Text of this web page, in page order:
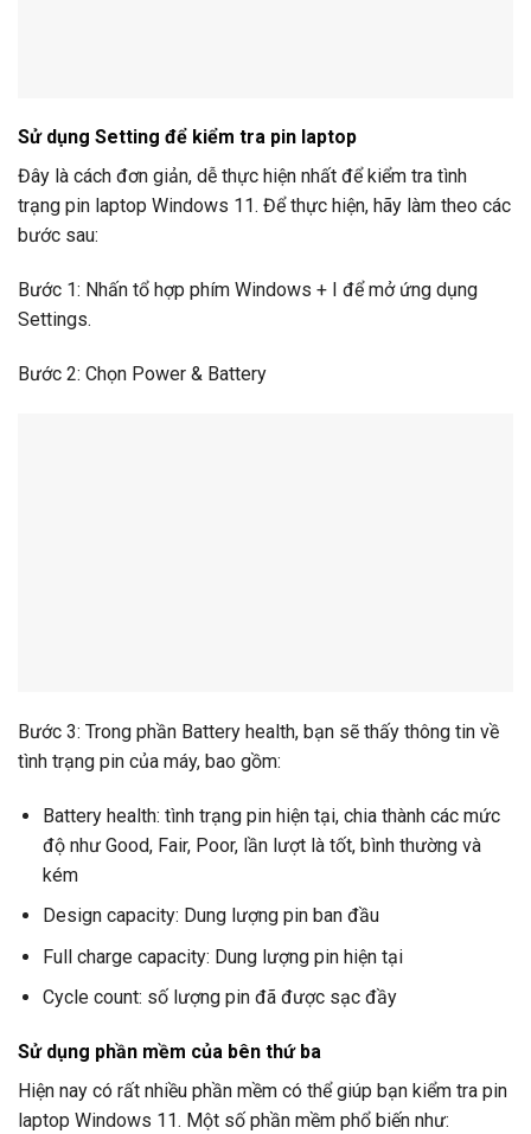
Sử dụng Setting để kiểm tra pin laptop
Đây là cách đơn giản, dễ thực hiện nhất để kiểm tra tình
trạng pin laptop Windows 11. Để thực hiện, hãy làm theo các
bước sau:
Bước 1: Nhấn tổ hợp phím Windows + I để mở ứng dụng
Settings.
Bước 2: Chọn Power & Battery
Bước 3: Trong phần Battery health, bạn sẽ thấy thông tin về
tình trạng pin của máy, bao gồm:
Battery health: tình trạng pin hiện tại, chia thành các mức
độ như Good, Fair, Poor, lần lượt là tốt, bình thường và
kém
Design capacity: Dung lượng pin ban đầu
Full charge capacity: Dung lượng pin hiện tại
Cycle count: số lượng pin đã được sạc đầy
Sử dụng phần mềm của bên thứ ba
Hiện nay có rất nhiều phần mềm có thể giúp bạn kiểm tra pin
laptop Windows 11. Một số phần mềm phổ biến như: